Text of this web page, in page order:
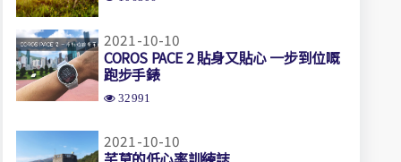
2021-10-10
COROS PACE 2 貼身又貼心 一步到位嘅
跑步手錶
32991
2021-10-10